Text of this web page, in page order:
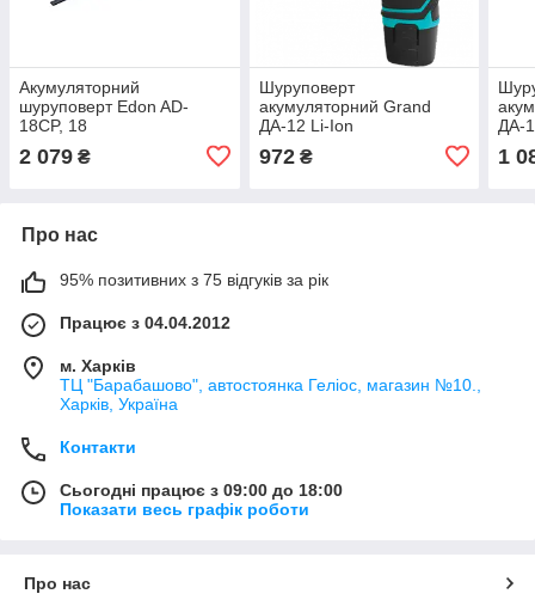
Акумуляторний
шуруповерт Edon AD-
18CP, 18
2 079 ₴
Шуруповерт
акумуляторний Grand
ДА-12 Li-Ion
972₴
ДА-
1
Про нас
95% позитивних з 75 відгуків за рік
Працює з 04.04.2012
м. Харків
ТЦ "Барабашово", автостоянка Геліос, магазин №10.,
Харків, Україна
Контакти
Сьогодні працює з 09:00 до 18:00
Показати весь графік роботи
Про нас